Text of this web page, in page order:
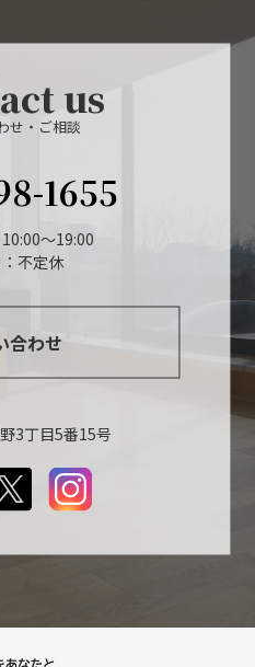
us
せ・ご相談
1655
～19:00
不定休
合わせ
3丁目5番15号